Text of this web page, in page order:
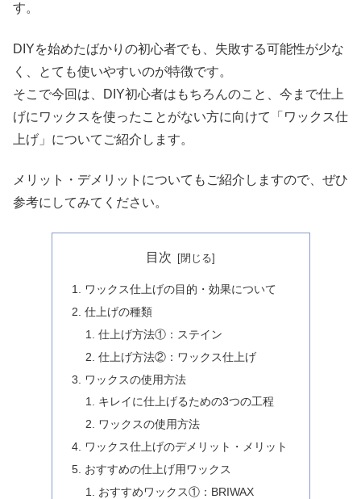
す。
DIYを始めたばかりの初心者でも、失敗する可能性が少な
く、とても使いやすいのが特徴です。
そこで今回は、DIY初心者はもちろんのこと、今まで仕上
げにワックスを使ったことがない方に向けて「ワックス仕
上げ」についてご紹介します。
メリット・デメリットについてもご紹介しますので、ぜひ
参考にしてみてください。
目次
ワックス仕上げの目的・効果について
仕上げの種類
仕上げ方法①：ステイン
仕上げ方法②：ワックス仕上げ
ワックスの使用方法
キレイに仕上げるための3つの工程
ワックスの使用方法
ワックス仕上げのデメリット・メリット
おすすめの仕上げ用ワックス
おすすめワックス①：BRIWAX